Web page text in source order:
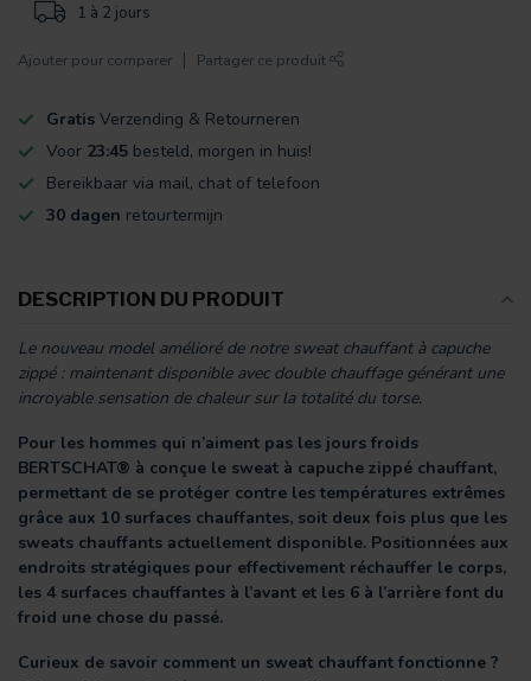
1 à 2 jours
Ajouter pour comparer Partager ce produit
Gratis Verzending & Retourneren
Voor 23:45 besteld, morgen in huis!
Bereikbaar via mail, chat of telefoon
30 dagen retourtermijn
DESCRIPTION DU PRODUIT
Le nouveau model amélioré de notre sweat chauffant à capuche
zippé : maintenant disponible avec double chauffage générant une
incroyable sensation de chaleur sur la totalité du torse.
Pour les hommes qui n’aiment pas les jours froids
BERTSCHAT® à conçue le sweat à capuche zippé chauffant,
permettant de se protéger contre les températures extrêmes
grâce aux 10 surfaces chauffantes, soit deux fois plus que les
sweats chauffants actuellement disponible. Positionnées aux
endroits stratégiques pour effectivement réchauffer le corps,
les 4 surfaces chauffantes à l’avant et les 6 à l’arrière font du
froid une chose du passé.
Curieux de savoir comment un sweat chauffant fonctionne ?